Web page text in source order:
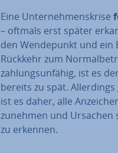
Eine Un­ter­neh­mens­kri­se
– oftmals erst später
den Wen­de­punkt und ein
Rückkehr zum
zah­lungs­un­fä­hig, ist es
bereits zu spät.
ist es daher, alle
zu­neh­men und Ursachen
zu erkennen.